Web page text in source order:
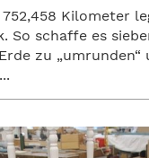
752,458 Kilometer
So schaffe es
zu „umrunden“